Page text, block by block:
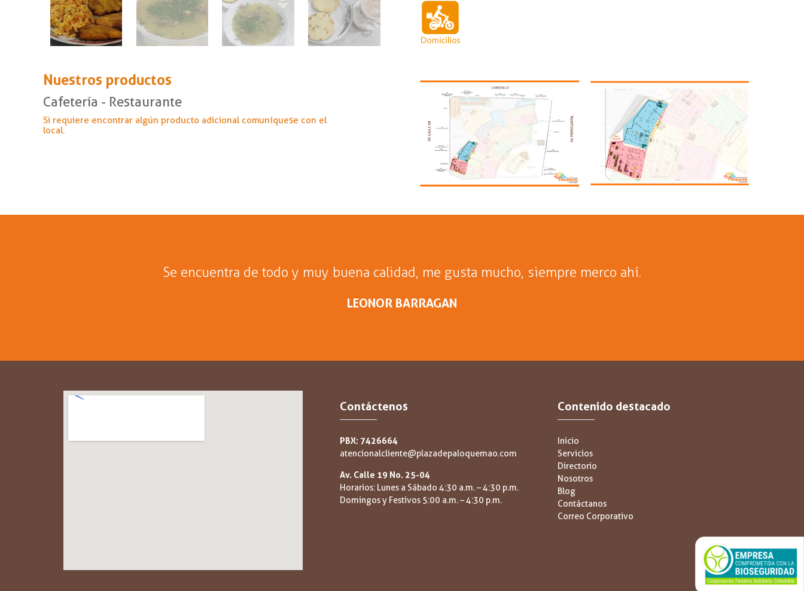
Nuestros productos
Cafetería - Restaurante
Si requiere encontrar algún producto adicional comuníquese con el
local.
Contáctenos
PBX: 7426664
atencionalcliente@plazadepaloquemao.com
Av. Calle 19 No. 25-04
Horarios: Lunes a Sábado 4:30 a.m. – 4:30 p.m.
Domingos y Festivos 5:00 a.m. – 4:30 p.m.
Contenido destacado
Inicio
Servicios
Directorio
Nosotros
Blog
Contáctanos
Correo Corporativo